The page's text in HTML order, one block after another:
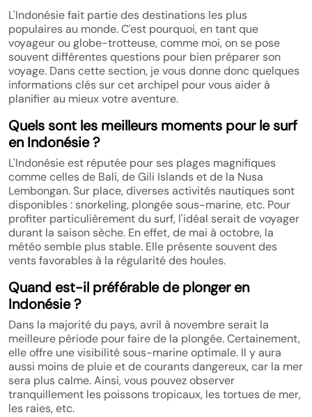
L'Indonésie fait partie des destinations les plus
populaires au monde. C'est pourquoi, en tant que
voyageur ou globe-trotteuse, comme moi, on se pose
souvent différentes questions pour bien préparer son
voyage. Dans cette section, je vous donne donc quelques
informations clés sur cet archipel pour vous aider à
planifier au mieux votre aventure.
Quels sont les meilleurs moments pour le surf
en Indonésie ?
L'Indonésie est réputée pour ses plages magnifiques
comme celles de Bali, de Gili Islands et de la Nusa
Lembongan. Sur place, diverses activités nautiques sont
disponibles : snorkeling, plongée sous-marine, etc. Pour
profiter particulièrement du surf, l'idéal serait de voyager
durant la saison sèche. En effet, de mai à octobre, la
météo semble plus stable. Elle présente souvent des
vents favorables à la régularité des houles.
Quand est-il préférable de plonger en
Indonésie ?
Dans la majorité du pays, avril à novembre serait la
meilleure période pour faire de la plongée. Certainement,
elle offre une visibilité sous-marine optimale. Il y aura
aussi moins de pluie et de courants dangereux, car la mer
sera plus calme. Ainsi, vous pouvez observer
tranquillement les poissons tropicaux, les tortues de mer,
les raies, etc.